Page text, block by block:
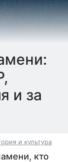
и за
и культура
кто